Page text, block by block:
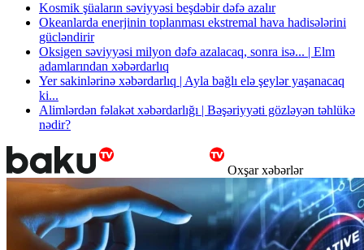
Kosmik şüaların səviyyəsi beşdəbir dəfə azalır
Okeanlarda enerjinin toplanması ekstremal hava hadisələrini
gücləndirir
Oksigen səviyyəsi milyon dəfə azalacaq, sonra isə... | Elm
adamlarından xəbərdarlıq
Yer sakinlərinə xəbərdarlıq | Ayla bağlı elə şeylər yaşanacaq
ki...
Alimlərdən fəlakət xəbərdarlığı | Bəşəriyyəti gözləyən təhlükə
nədir?
Oxşar xəbərlər